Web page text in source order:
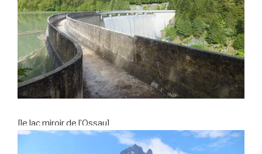
[le lac miroir de l’Ossau]